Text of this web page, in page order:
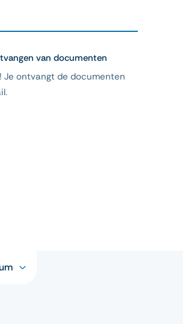
van documenten
Je ontvangt de documenten